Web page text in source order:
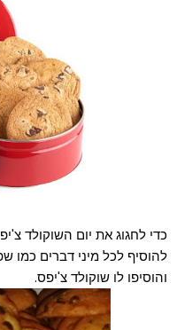
כדי לחגוג את יום השוקולד
להוסיף לכל מיני דברים כמו
והוסיפו לו שוקולד צ'יפס.